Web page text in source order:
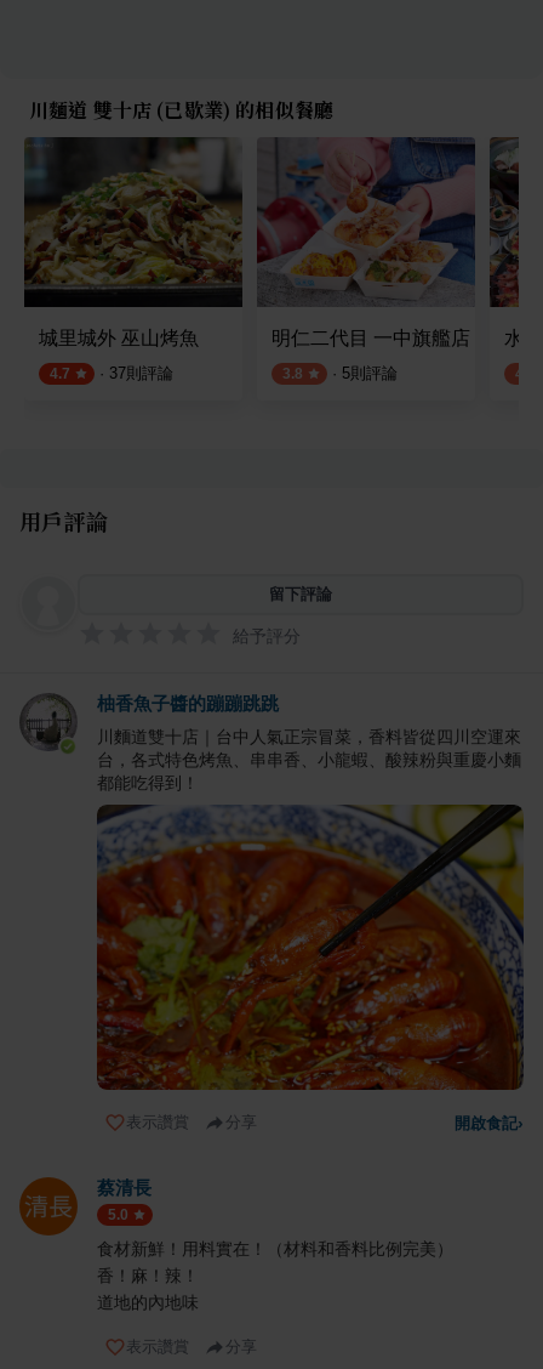
川麵道 雙十店 (已歇業) 的相似餐廳
城里城外 巫山烤魚
4.7 · 37則評論
明仁二代目 一中旗艦店
3.8 · 5則評論
水
4.1
用戶評論
留下評論
給予評分
柚香魚子醬的蹦蹦跳跳
川麵道雙十店｜台中人氣正宗冒菜，香料皆從四川空運來
台，各式特色烤魚、串串香、小龍蝦、酸辣粉與重慶小麵
都能吃得到！
表示讚賞 分享 開啟食記›
蔡清長
5.0
食材新鮮！用料實在！（材料和香料比例完美）
香！麻！辣！
道地的內地味
表示讚賞 分享